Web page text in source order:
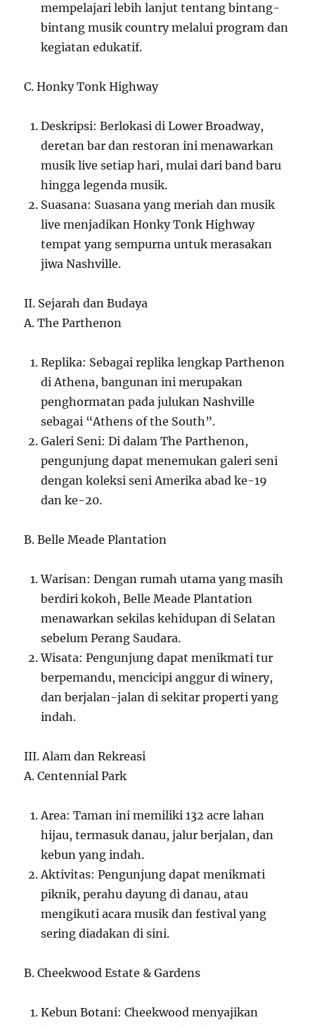
mempelajari lebih lanjut tentang bintang-
bintang musik country melalui program dan
kegiatan edukatif.
C. Honky Tonk Highway
Deskripsi: Berlokasi di Lower Broadway,
deretan bar dan restoran ini menawarkan
musik live setiap hari, mulai dari band baru
hingga legenda musik.
Suasana: Suasana yang meriah dan musik
live menjadikan Honky Tonk Highway
tempat yang sempurna untuk merasakan
jiwa Nashville.
II. Sejarah dan Budaya
A. The Parthenon
Replika: Sebagai replika lengkap Parthenon
di Athena, bangunan ini merupakan
penghormatan pada julukan Nashville
sebagai “Athens of the South”.
Galeri Seni: Di dalam The Parthenon,
pengunjung dapat menemukan galeri seni
dengan koleksi seni Amerika abad ke-19
dan ke-20.
B. Belle Meade Plantation
Warisan: Dengan rumah utama yang masih
berdiri kokoh, Belle Meade Plantation
menawarkan sekilas kehidupan di Selatan
sebelum Perang Saudara.
Wisata: Pengunjung dapat menikmati tur
berpemandu, mencicipi anggur di winery,
dan berjalan-jalan di sekitar properti yang
indah.
III. Alam dan Rekreasi
A. Centennial Park
Area: Taman ini memiliki 132 acre lahan
hijau, termasuk danau, jalur berjalan, dan
kebun yang indah.
Aktivitas: Pengunjung dapat menikmati
piknik, perahu dayung di danau, atau
mengikuti acara musik dan festival yang
sering diadakan di sini.
B. Cheekwood Estate & Gardens
Kebun Botani: Cheekwood menyajikan